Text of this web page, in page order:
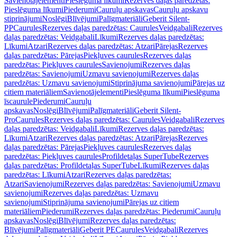
Pieslēguma līkumiPiederumiCauruļu apskavasCauruļu apskavu
stiprinājumiNoslēgiBlīvējumiPalīgmateriāliGeberit Silent-
PPCaurulesRezerves daļas paredzētas: CaurulesVeidgabaliRezerves
daļas paredzētas: VeidgabaliLīkumiRezerves daļas paredzētas:
LīkumiAtzariRezerves daļas paredzētas: AtzariPārejasRezerves
daļas paredzētas: PārejasPiekļuves caurulesRezerves daļas
paredzētas: Piekļuves caurulesSavienojumiRezerves daļas
paredzētas: SavienojumiUzmavu savienojumiRezerves daļas
paredzētas: Uzmavu savienojumiStiprinājuma savienojumiPārejas uz
citiem materiāliemSavienotājelementiPieslēguma līkumiPieslēguma
īscaurulePiederumiCauruļu
apskavasNoslēgiBlīvējumiPalīgmateriāliGeberit Silent-
ProCaurulesRezerves daļas paredzētas: CaurulesVeidgabaliRezerves
daļas paredzētas: VeidgabaliLīkumiRezerves daļas paredzētas:
LīkumiAtzariRezerves daļas paredzētas: AtzariPārejasRezerves
daļas paredzētas: PārejasPiekļuves caurulesRezerves daļas
paredzētas: Piekļuves caurulesProfildetaļas SuperTubeRezerves
daļas paredzētas: Profildetaļas SuperTubeLīkumiRezerves daļas
paredzētas: LīkumiAtzariRezerves daļas paredzētas:
AtzariSavienojumiRezerves daļas paredzētas: SavienojumiUzmavu
savienojumiRezerves daļas paredzētas: Uzmavu
savienojumiStiprinājuma savienojumiPārejas uz citiem
materiāliemPiederumiRezerves daļas paredzētas: PiederumiCauruļu
apskavasNoslēgiBlīvējumiRezerves daļas paredzētas:
BlīvējumiPalīgmateriāliGeberit PECaurulesVeidgabaliRezerves